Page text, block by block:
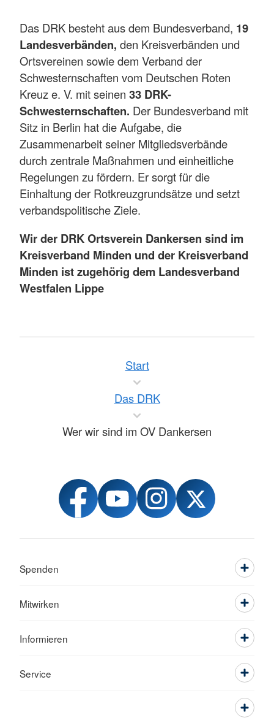
Das DRK besteht aus dem Bundesverband, 19
Landesverbänden, den Kreisverbänden und
Ortsvereinen sowie dem Verband der
Schwesternschaften vom Deutschen Roten
Kreuz e. V. mit seinen 33 DRK-
Schwesternschaften. Der Bundesverband mit
Sitz in Berlin hat die Aufgabe, die
Zusammenarbeit seiner Mitgliedsverbände
durch zentrale Maßnahmen und einheitliche
Regelungen zu fördern. Er sorgt für die
Einhaltung der Rotkreuzgrundsätze und setzt
verbandspolitische Ziele.
Wir der DRK Ortsverein Dankersen sind im
Kreisverband Minden und der Kreisverband
Minden ist zugehörig dem Landesverband
Westfalen Lippe
Start
Das DRK
Wer wir sind im OV Dankersen
Spenden
Mitwirken
Informieren
Service